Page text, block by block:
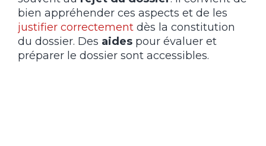
bien appréhender ces aspects et de les
justifier correctement dès la constitution
du dossier. Des aides pour évaluer et
préparer le dossier sont accessibles.